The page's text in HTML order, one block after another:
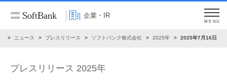
企業・IR
MENU
ニュース プレスリリース ソフトバンク株式会社 2025年 2025年7月16日
プレスリリース 2025年